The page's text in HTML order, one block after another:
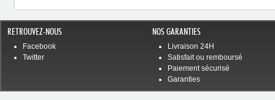
RETROUVEZ-NOUS
Facebook
Twitter
NOS GARANTIES
Livraison 24H
Satisfait ou remboursé
Paiement sécurisé
Garanties